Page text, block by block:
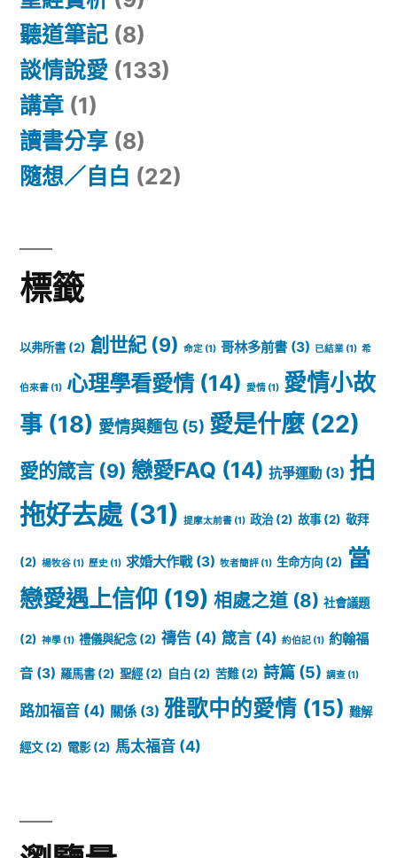
聽道筆記 (8)
談情說愛 (133)
講章 (1)
讀書分享 (8)
隨想／自白 (22)
標籤
以弗所書(2) 創世紀(9) 命定 (1) 哥林多前書 (3) 已結業 (1) 希
伯來書 (1) 心理學看愛情(14) 愛情 (1) 愛情小故
事 (18) 愛情與麵包 (5) 愛是什麼 (22)
愛的箴言(9) 戀愛FAQ (14) 抗爭運動 (3) 拍
拖好去處(31) 提摩太前書 (1) 政治(2) 故事(2) 敬拜
(2) 楊牧谷 (1) 歷史 (1) 求婚大作戰(3) 牧者簡評 (1) 生命方向 (2) 當
戀愛遇上信仰 (19) 相處之道 (8) 社會議題
(2) 神學 (1) 禮儀與紀念(2) 禱告 (4) 箴言 (4) 約伯記 (1) 約翰福
音 (3) 羅馬書(2) 聖經(2) 自白 (2) 苦難(2) 詩篇 (5) 調查 (1)
路加福音 (4) 關係 (3) 雅歌中的愛情 (15) 難解
經文(2) 電影(2) 馬太福音 (4)